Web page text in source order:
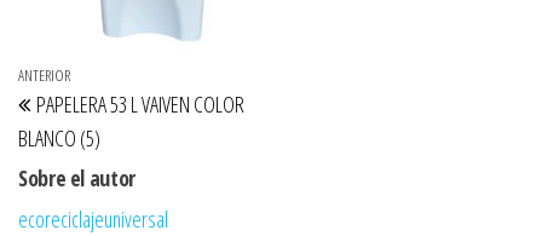
Navegación de entradas
Entrada anterior
ANTERIOR
PAPELERA 53 L VAIVEN COLOR
BLANCO (5)
Sobre el autor
ecoreciclajeuniversal